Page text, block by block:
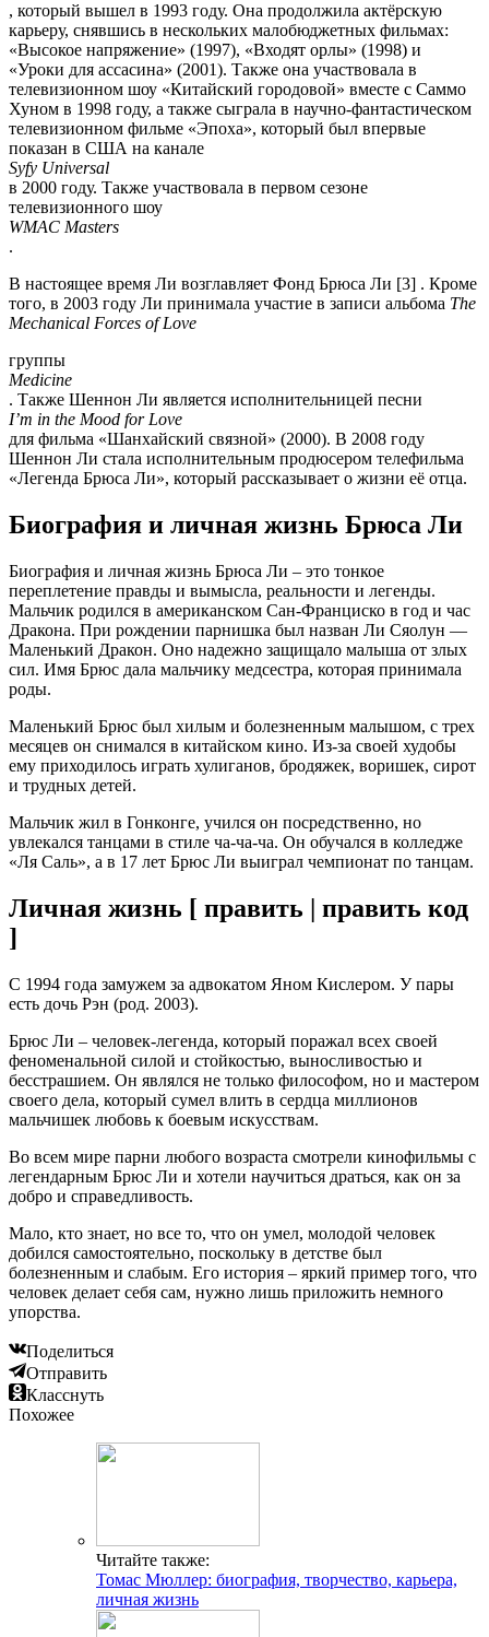
, который вышел в 1993 году. Она продолжила актёрскую
карьеру, снявшись в нескольких малобюджетных фильмах:
«Высокое напряжение» (1997), «Входят орлы» (1998) и
«Уроки для ассасина» (2001). Также она участвовала в
телевизионном шоу «Китайский городовой» вместе с Саммо
Хуном в 1998 году, а также сыграла в научно-фантастическом
телевизионном фильме «Эпоха», который был впервые
показан в США на канале
Syfy Universal
в 2000 году. Также участвовала в первом сезоне
телевизионного шоу
WMAC Masters
.
В настоящее время Ли возглавляет Фонд Брюса Ли [3] . Кроме
того, в 2003 году Ли принимала участие в записи альбома The
Mechanical Forces of Love
группы
Medicine
. Также Шеннон Ли является исполнительницей песни
I’m in the Mood for Love
для фильма «Шанхайский связной» (2000). В 2008 году
Шеннон Ли стала исполнительным продюсером телефильма
«Легенда Брюса Ли», который рассказывает о жизни её отца.
Биография и личная жизнь Брюса Ли
Биография и личная жизнь Брюса Ли – это тонкое
переплетение правды и вымысла, реальности и легенды.
Мальчик родился в американском Сан-Франциско в год и час
Дракона. При рождении парнишка был назван Ли Сяолун —
Маленький Дракон. Оно надежно защищало малыша от злых
сил. Имя Брюс дала мальчику медсестра, которая принимала
роды.
Маленький Брюс был хилым и болезненным малышом, с трех
месяцев он снимался в китайском кино. Из-за своей худобы
ему приходилось играть хулиганов, бродяжек, воришек, сирот
и трудных детей.
Мальчик жил в Гонконге, учился он посредственно, но
увлекался танцами в стиле ча-ча-ча. Он обучался в колледже
«Ля Саль», а в 17 лет Брюс Ли выиграл чемпионат по танцам.
Личная жизнь [ править | править код
]
С 1994 года замужем за адвокатом Яном Кислером. У пары
есть дочь Рэн (род. 2003).
Брюс Ли – человек-легенда, который поражал всех своей
феноменальной силой и стойкостью, выносливостью и
бесстрашием. Он являлся не только философом, но и мастером
своего дела, который сумел влить в сердца миллионов
мальчишек любовь к боевым искусствам.
Во всем мире парни любого возраста смотрели кинофильмы с
легендарным Брюс Ли и хотели научиться драться, как он за
добро и справедливость.
Мало, кто знает, но все то, что он умел, молодой человек
добился самостоятельно, поскольку в детстве был
болезненным и слабым. Его история – яркий пример того, что
человек делает себя сам, нужно лишь приложить немного
упорства.
Поделиться
Отправить
Класснуть
Похожее
Читайте также:
Томас Мюллер: биография, творчество, карьера,
личная жизнь